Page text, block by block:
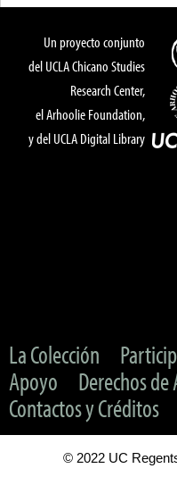
Un proyecto conjunto
del UCLA Chicano Studies
Research Center,
el Arhoolie Foundation,
y del UCLA Digital Library
La Colección
Apoyo
Derechos
Contactos y Créditos
© 2022 UC